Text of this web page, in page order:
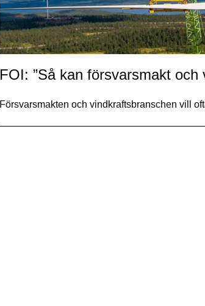
FOI: ”Så kan försvarsmakt och
Försvarsmakten och vindkraftsbranschen vill